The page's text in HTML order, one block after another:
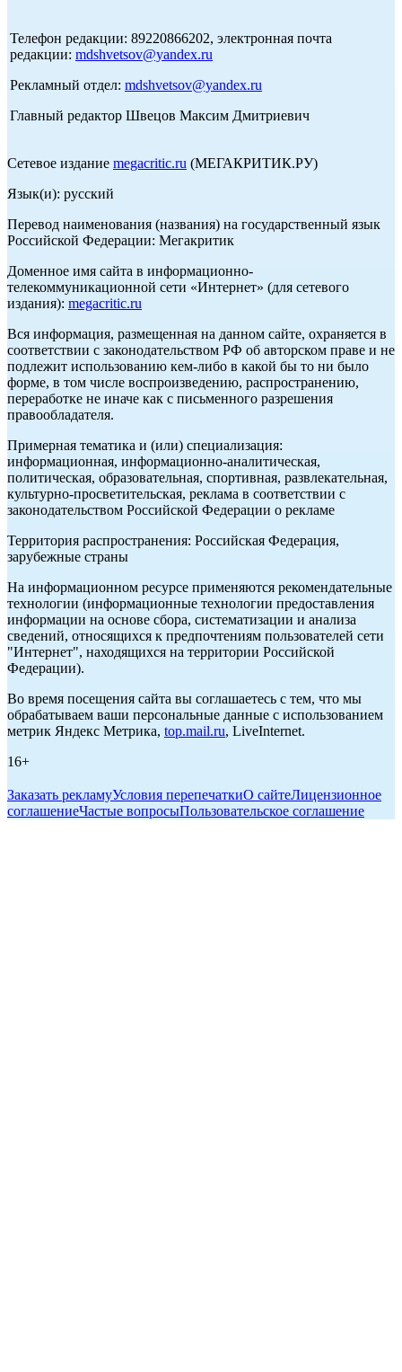
Телефон редакции: 89220866202, электронная почта
редакции: mdshvetsov@yandex.ru
Рекламный отдел: mdshvetsov@yandex.ru
Главный редактор Швецов Максим Дмитриевич
Сетевое издание megacritic.ru (МЕГАКРИТИК.РУ)
Язык(и): русский
Перевод наименования (названия) на государственный язык
Российской Федерации: Мегакритик
Доменное имя сайта в информационно-
телекоммуникационной сети «Интернет» (для сетевого
издания): megacritic.ru
Вся информация, размещенная на данном сайте, охраняется в
соответствии с законодательством РФ об авторском праве и не
подлежит использованию кем-либо в какой бы то ни было
форме, в том числе воспроизведению, распространению,
переработке не иначе как с письменного разрешения
правообладателя.
Примерная тематика и (или) специализация:
информационная, информационно-аналитическая,
политическая, образовательная, спортивная, развлекательная,
культурно-просветительская, реклама в соответствии с
законодательством Российской Федерации о рекламе
Территория распространения: Российская Федерация,
зарубежные страны
На информационном ресурсе применяются рекомендательные
технологии (информационные технологии предоставления
информации на основе сбора, систематизации и анализа
сведений, относящихся к предпочтениям пользователей сети
"Интернет", находящихся на территории Российской
Федерации).
Во время посещения сайта вы соглашаетесь с тем, что мы
обрабатываем ваши персональные данные с использованием
метрик Яндекс Метрика, top.mail.ru, LiveInternet.
16+
Заказать рекламуУсловия перепечаткиО сайтеЛицензионное
соглашениеЧастые вопросыПользовательское соглашение